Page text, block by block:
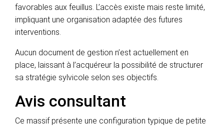
favorables aux feuillus. L’accès existe mais reste limité,
impliquant une organisation adaptée des futures
interventions.
Aucun document de gestion n’est actuellement en
place, laissant à l’acquéreur la possibilité de structurer
sa stratégie sylvicole selon ses objectifs.
Avis consultant
Ce massif présente une configuration typique de petite